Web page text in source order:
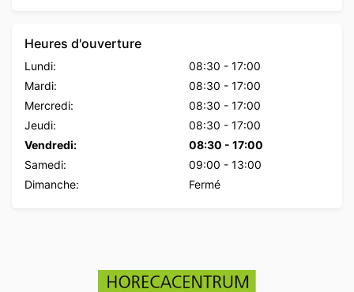
Heures d'ouverture
Lundi: 08:30 - 17:00
Mardi:
08:30 - 17:00
Mercredi:
08:30 - 17:00
Jeudi:
08:30 - 17:00
Vendredi:
08:30 - 17:00
Samedi:
09:00 - 13:00
Dimanche:
Fermé